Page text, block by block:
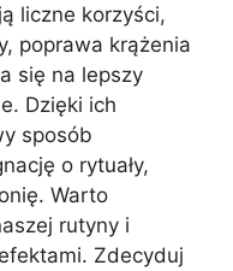
liczne korzyści,
poprawa krążenia
się na lepszy
Dzięki ich
sposób
o rytuały,
Warto
rutyny i
Zdecyduj